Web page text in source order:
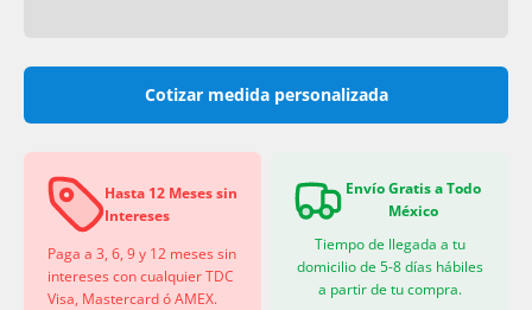
Cotizar medida personalizada
Hasta 12 Meses sin
Intereses
Paga a 3, 6, 9 y 12 meses sin
intereses con cualquier TDC
Visa, Mastercard ó AMEX.
Envío Gratis a Todo
México
Tiempo de llegada a tu
domicilio de 5-8 días hábiles
a partir de tu compra.